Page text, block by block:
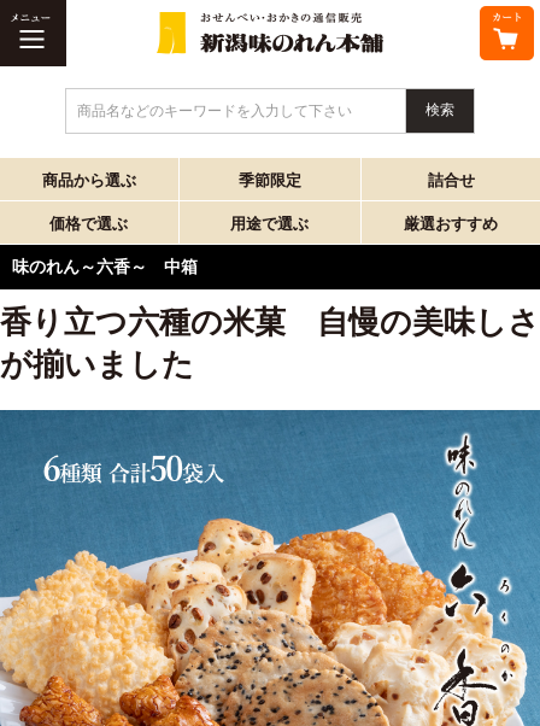
商品名などのキーワードを入力して下さい
商品から選ぶ 季節限定 詰合せ
価格で選ぶ 用途で選ぶ 厳選おすすめ
味のれん～六香～ 中箱
香り立つ六種の米菓 自慢の美味しさ
が揃いました